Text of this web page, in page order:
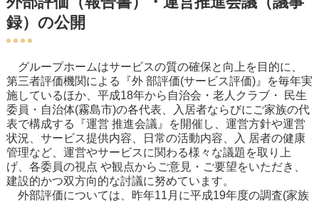
録）の公開
グループホームはサービスの質の確保と向上を目的に、
第三者評価機関による『外 部評価(サービス評価)』を毎年実
施しているほか、平成18年から自治会・老人クラブ・ 民生
委員・自治体(霧島市)の各代表、入居者ならびにご家族の代
表で構成する『運営 推進会議』を開催し、運営方針や運営
状況、サービス提供内容、日常の活動内容、入 居者の健康
管理など、運営やサービスに関わる様々な議題を取り上
げ、各委員の視点 や観点からご意見・ご要望をいただき、
建設的かつ双方向的な討議に努めています。
外部評価については、昨年11月に平成19年度の調査(家族